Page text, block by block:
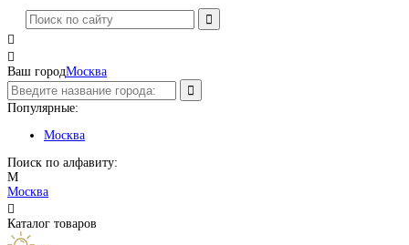


Ваш городМосква
Популярные:
Москва
Поиск по алфавиту:
М
Москва

Каталог товаров